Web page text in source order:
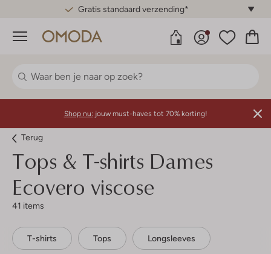
Gratis standaard verzending*
Menu
Shop nu: jouw must-haves tot 70% korting!
Terug
Tops & T-shirts Dames
Ecovero viscose
41 items
T-shirts Tops Longsleeves